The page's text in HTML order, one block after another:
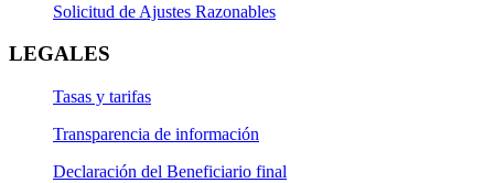
Solicitud de Ajustes Razonables
LEGALES
Tasas y tarifas
Transparencia de información
Declaración del Beneficiario final